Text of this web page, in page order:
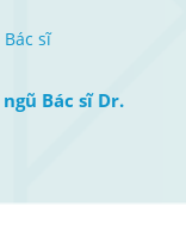
sĩ
Bác sĩ Dr.